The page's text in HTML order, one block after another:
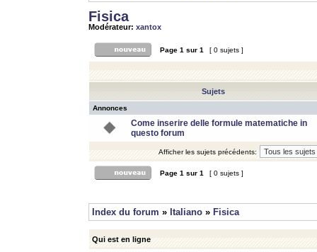
Fisica
Modérateur: xantox
Page 1 sur 1 [ 0 sujets ]
Sujets
Annonces
Come inserire delle formule matematiche in
questo forum
Afficher les sujets précédents:
Page 1 sur 1 [ 0 sujets ]
Index du forum » Italiano » Fisica
Qui est en ligne